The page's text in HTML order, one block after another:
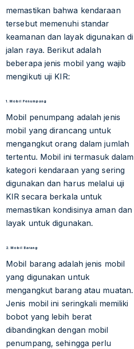
memastikan bahwa kendaraan
tersebut memenuhi standar
keamanan dan layak digunakan di
jalan raya. Berikut adalah
beberapa jenis mobil yang wajib
mengikuti uji KIR:
1. Mobil Penumpang
Mobil penumpang adalah jenis
mobil yang dirancang untuk
mengangkut orang dalam jumlah
tertentu. Mobil ini termasuk dalam
kategori kendaraan yang sering
digunakan dan harus melalui uji
KIR secara berkala untuk
memastikan kondisinya aman dan
layak untuk digunakan.
2. Mobil Barang
Mobil barang adalah jenis mobil
yang digunakan untuk
mengangkut barang atau muatan.
Jenis mobil ini seringkali memiliki
bobot yang lebih berat
dibandingkan dengan mobil
penumpang, sehingga perlu